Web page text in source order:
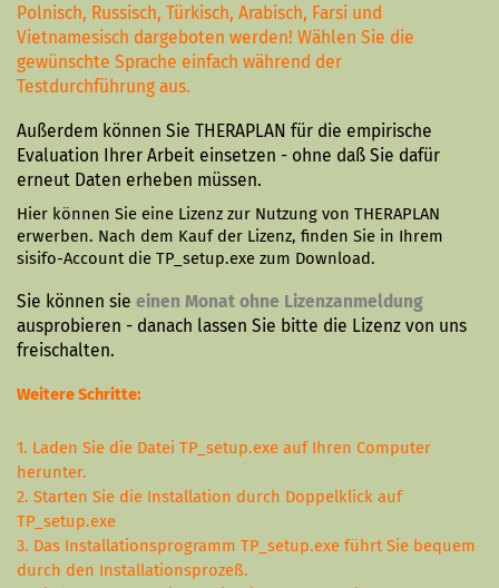
Polnisch, Russisch, Türkisch, Arabisch, Farsi und
Vietnamesisch dargeboten werden! Wählen Sie die
gewünschte Sprache einfach während der
Testdurchführung aus.
Außerdem können Sie THERAPLAN für die empirische
Evaluation Ihrer Arbeit einsetzen - ohne daß Sie dafür
erneut Daten erheben müssen.
Hier können Sie eine Lizenz zur Nutzung von THERAPLAN
erwerben. Nach dem Kauf der Lizenz, finden Sie in Ihrem
sisifo-Account die TP_setup.exe zum Download.
Sie können sie einen Monat ohne Lizenzanmeldung
ausprobieren - danach lassen Sie bitte die Lizenz von uns
freischalten.
Weitere Schritte:
1. Laden Sie die Datei TP_setup.exe auf Ihren Computer
herunter.
2. Starten Sie die Installation durch Doppelklick auf
TP_setup.exe
3. Das Installationsprogramm TP_setup.exe führt Sie bequem
durch den In­stal­la­tions­­prozeß.